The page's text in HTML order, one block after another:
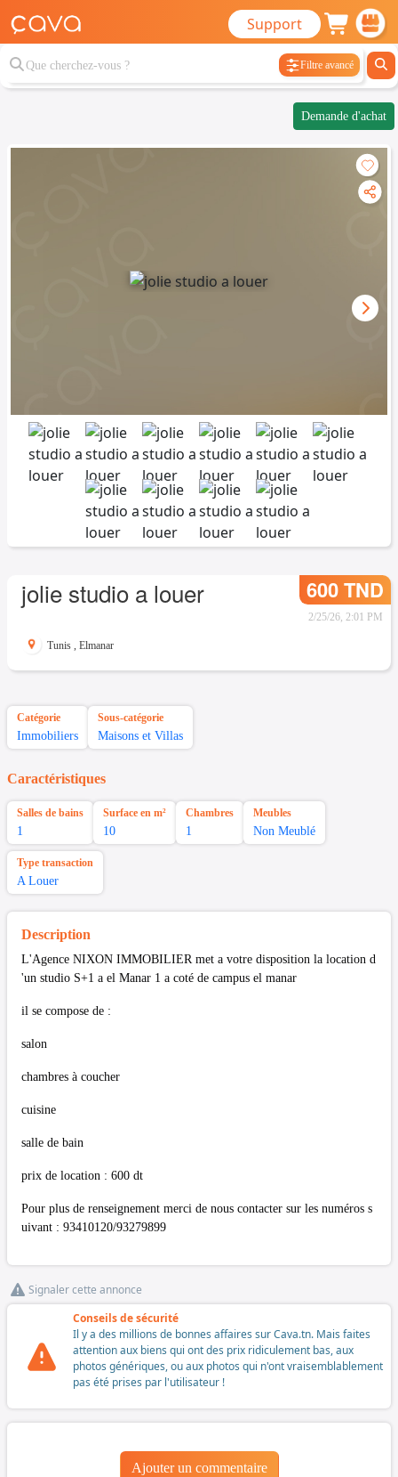
Support
Filtre avancé
Demande d'achat
jolie studio a louer 600 TND
2/25/26, 2:01 PM
Tunis , Elmanar
Catégorie
Immobiliers
Sous-catégorie
Maisons et Villas
Caractéristiques
Salles de bains
1
Surface en m²
10
Chambres
1
Meubles
Non Meublé
Type transaction
A Louer
Description
L'Agence NIXON IMMOBILIER met a votre disposition la location d
'un studio S+1 a el Manar 1 a coté de campus el manar
il se compose de :
salon
chambres à coucher
cuisine
salle de bain
prix de location : 600 dt
Pour plus de renseignement merci de nous contacter sur les numéros s
uivant : 93410120/93279899
Signaler cette annonce
Conseils de sécurité
Il y a des millions de bonnes affaires sur Cava.tn. Mais faites
attention aux biens qui ont des prix ridiculement bas, aux
photos génériques, ou aux photos qui n'ont vraisemblablement
pas été prises par l'utilisateur !
Ajouter un commentaire